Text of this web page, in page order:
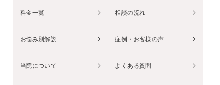
料金一覧 相談の流れ
お悩み別解説 症例・お客様の声
当院について よくある質問